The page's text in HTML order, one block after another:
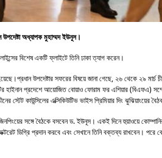
উপদেষ্টা অধ্যাপক মুহাম্মদ ইউনূস।
বিশেষ একটি ফ্লাইটে তিনি ঢাকা ত্যাগ করেন।
উপদেষ্টার সফরের বিষয়ে জানা গেছে, ২৬ থেকে ২৯ মার্চ
হাইনান প্রদেশে আয়োজিত বোয়াও ফোরাম ফর এশিয়ার (বিএফএ)
স্টেট কাউন্সিলের এক্সিকিউটিভ ভাইস প্রিমিয়ার দিং ঝুঝিয়াংয়ের
সঙ্গে বৈঠকে বসবেন ড. ইউনূস। একই দিনে হুয়াওয়ে
ডিগ্রি প্রদান করবে এবং সেখানে তিনি বক্তব্য রাখবেন। পরে